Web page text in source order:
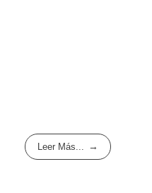
Leer Más...